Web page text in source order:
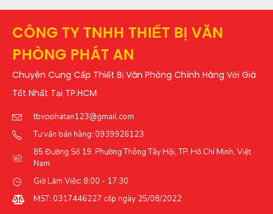
CÔNG TY TNHH THIẾT BỊ VĂN
PHÒNG PHÁT AN
Chuyên Cung Cấp Thiết Bị Văn Phòng Chính Hãng Với Giá
Tốt Nhất Tại TP.HCM
tbvpphatan123@gmail.com
Tư vấn bán hàng: 0939926123
85 Đường Số 19, Phường Thông Tây Hội, TP. Hồ Chí Minh, Việt
Nam
Giờ Làm Việc: 8:00 - 17:30
MST: 0317446227 cấp ngày 25/08/2022